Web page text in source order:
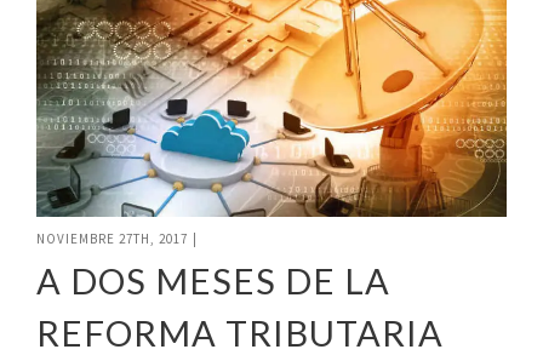
NOVIEMBRE 27TH, 2017 |
A DOS MESES DE LA
REFORMA TRIBUTARIA